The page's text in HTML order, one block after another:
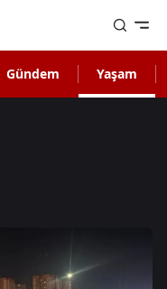
Gündem Yaşam